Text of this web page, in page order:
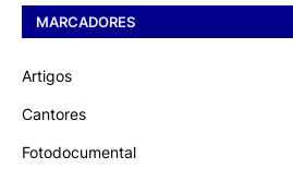
MARCADORES
Artigos
Cantores
Fotodocumental